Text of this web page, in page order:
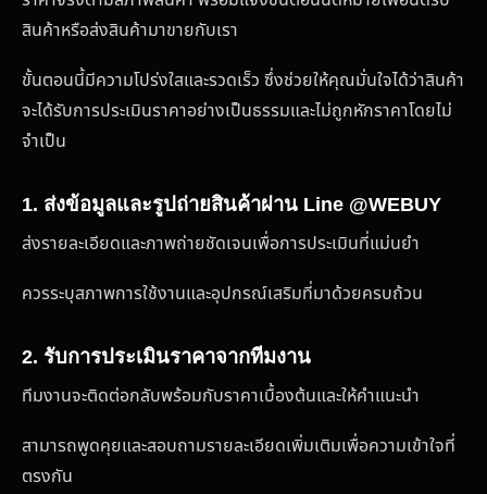
สินค้าหรือส่งสินค้ามาขายกับเรา
ขั้นตอนนี้มีความโปร่งใสและรวดเร็ว ซึ่งช่วยให้คุณมั่นใจได้ว่าสินค้า
จะได้รับการประเมินราคาอย่างเป็นธรรมและไม่ถูกหักราคาโดยไม่
จำเป็น
1. ส่งข้อมูลและรูปถ่ายสินค้าผ่าน Line @WEBUY
ส่งรายละเอียดและภาพถ่ายชัดเจนเพื่อการประเมินที่แม่นยำ
ควรระบุสภาพการใช้งานและอุปกรณ์เสริมที่มาด้วยครบถ้วน
2. รับการประเมินราคาจากทีมงาน
ทีมงานจะติดต่อกลับพร้อมกับราคาเบื้องต้นและให้คำแนะนำ
สามารถพูดคุยและสอบถามรายละเอียดเพิ่มเติมเพื่อความเข้าใจที่
ตรงกัน